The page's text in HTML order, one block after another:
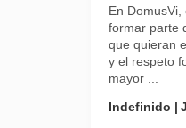
En
formar parte
que quieran
y el respeto
mayor ...
Indefinido